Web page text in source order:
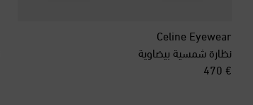
Celine Eyewear
نظارة شمسية بيضاوية
€ 470
original price